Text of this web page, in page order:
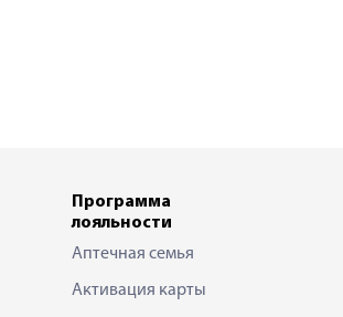
Программа
лояльности
Аптечная семья
Активация карты